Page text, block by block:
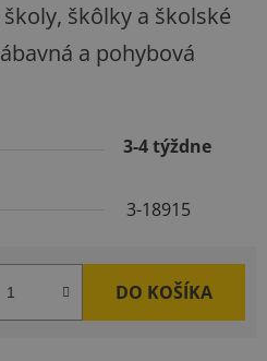
škôlky a školské
a pohybová
3-4 týždne
3-18915
DO KOŠÍKA